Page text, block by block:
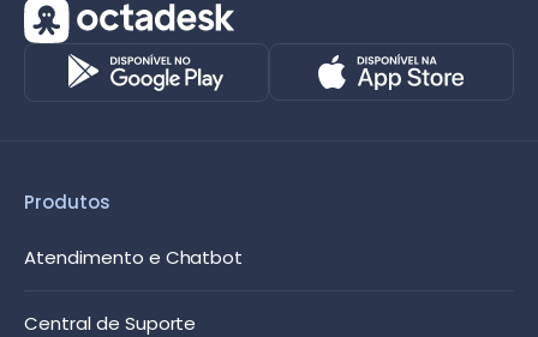
Produtos
Atendimento e Chatbot
Central de Suporte